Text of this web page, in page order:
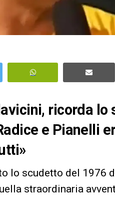
ricorda lo
e Pianelli
lo scudetto del 1976
straordinaria